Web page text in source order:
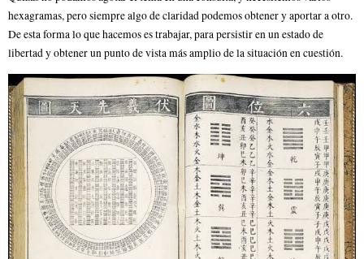
hexagramas, pero siempre algo de claridad podemos obtener y aportar a otro.
De esta forma lo que hacemos es trabajar, para persistir en un estado de
libertad y obtener un punto de vista más amplio de la situación en cuestión.